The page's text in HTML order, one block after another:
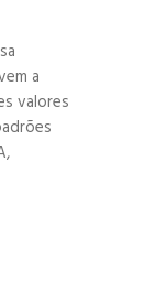
a
valores